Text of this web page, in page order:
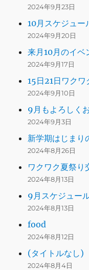
2024年9月23日
10月スケジュー
2024年9月20日
来月10月のイベ
2024年9月17日
15日21日ワク
2024年9月10日
9月もよろしく
2024年9月3日
新学期はじまり
2024年8月26日
ワクワク夏祭り
2024年8月13日
9月スケジュー
2024年8月13日
food
2024年8月12日
(タイトルなし)
2024年8月4日